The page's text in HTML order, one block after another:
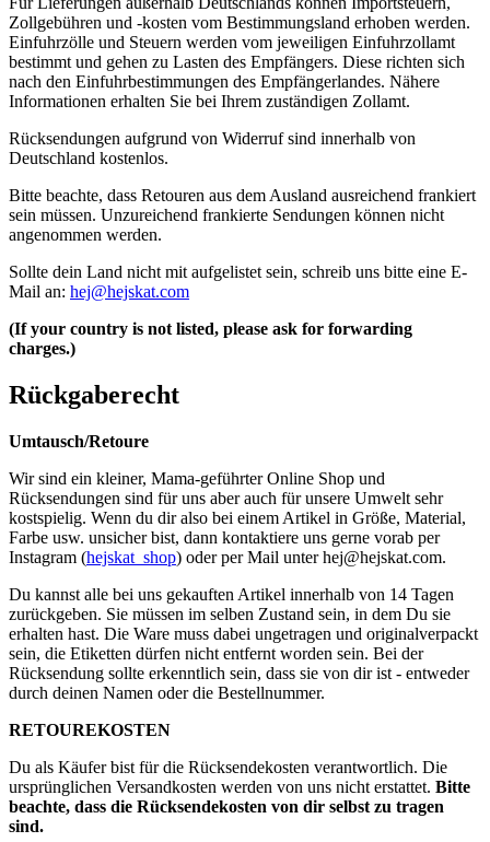
Zollgebühren und -kosten vom Bestimmungsland erhoben werden.
Einfuhrzölle und Steuern werden vom jeweiligen Einfuhrzollamt
bestimmt und gehen zu Lasten des Empfängers. Diese richten sich
nach den Einfuhrbestimmungen des Empfängerlandes. Nähere
Informationen erhalten Sie bei Ihrem zuständigen Zollamt.
Rücksendungen aufgrund von Widerruf sind innerhalb von
Deutschland kostenlos.
Bitte beachte, dass Retouren aus dem Ausland ausreichend frankiert
sein müssen. Unzureichend frankierte Sendungen können nicht
angenommen werden.
Sollte dein Land nicht mit aufgelistet sein, schreib uns bitte eine E-
Mail an: hej@hejskat.com
(If your country is not listed, please ask for forwarding
charges.)
Rückgaberecht
Umtausch/Retoure
Wir sind ein kleiner, Mama-geführter Online Shop und
Rücksendungen sind für uns aber auch für unsere Umwelt sehr
kostspielig. Wenn du dir also bei einem Artikel in Größe, Material,
Farbe usw. unsicher bist, dann kontaktiere uns gerne vorab per
Instagram (hejskat_shop) oder per Mail unterhej@hejskat.com.
Du kannst alle bei uns gekauften Artikel innerhalb von 14 Tagen
zurückgeben. Sie müssen im selben Zustand sein, in dem Du sie
erhalten hast. Die Ware muss dabei ungetragen und originalverpackt
sein, die Etiketten dürfen nicht entfernt worden sein. Bei der
Rücksendung sollte erkenntlich sein, dass sie von dir ist - entweder
durch deinen Namen oder die Bestellnummer.
RETOUREKOSTEN
Du als Käufer bist für die Rücksendekosten verantwortlich. Die
ursprünglichen Versandkosten werden von uns nicht erstattet. Bitte
beachte, dass die Rücksendekosten von dir selbst zu tragen
sind.